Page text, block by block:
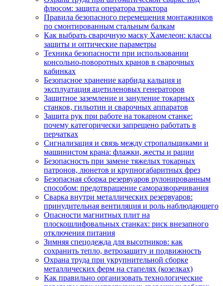
флюсом: защита оператора трактора
Правила безопасного перемещения монтажников
по смонтированным стальным балкам
Как выбрать сварочную маску Хамелеон: классы
защиты и оптические параметры
Техника безопасности при использовании
консольно-поворотных кранов в сварочных
кабинках
Безопасное хранение карбида кальция и
эксплуатация ацетиленовых генераторов
Защитное заземление и зануление токарных
станков, гильотин и сварочных аппаратов
Защита рук при работе на токарном станке:
почему категорически запрещено работать в
перчатках
Сигнализация и связь между стропальщиками и
машинистом крана: флажки, жесты и рации
Безопасность при замене тяжелых токарных
патронов, люнетов и крупногабаритных фрез
Безопасная сборка резервуаров рулонированным
способом: предотвращение саморазворачивания
Сварка внутри металлических резервуаров:
принудительная вентиляция и роль наблюдающего
Опасности магнитных плит на
плоскошлифовальных станках: риск внезапного
отключения питания
Зимняя спецодежда для высотников: как
сохранить тепло, ветрозащиту и подвижность
Охрана труда при укрупнительной сборке
металлических ферм на стапелях (козелках)
Как правильно организовать технологические